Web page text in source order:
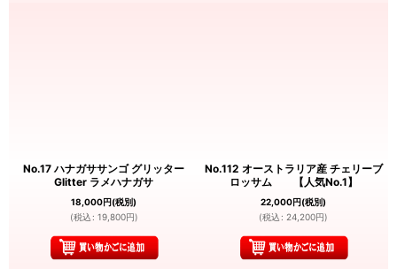
No.17 ハナガササンゴ グリッター
Glitter ラメハナガサ
18,000円(税別)
(税込 : 19,800円)
No.112 オーストラリア産 チェリーブ
ロッサム 【人気No.1】
22,000円(税別)
(税込 : 24,200円)